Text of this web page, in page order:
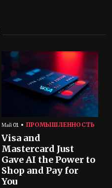
Май 01 ПРОМЫШЛЕННОСТЬ
Visa and
Mastercard Just
Gave AI the Power to
Shop and Pay for
You